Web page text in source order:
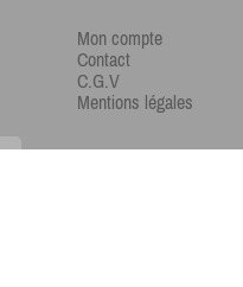
Mon compte
Contact
C.G.V
Mentions légales